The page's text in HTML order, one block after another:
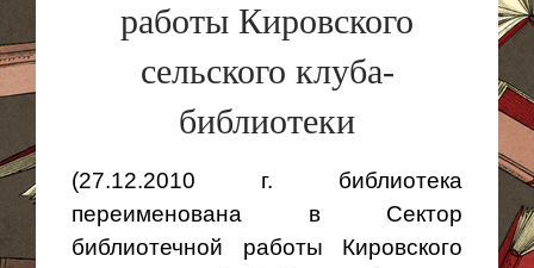
работы Кировского
сельского клуба-
библиотеки
(27.12.2010 г. библиотека
переименована в Сектор
библиотечной работы Кировского